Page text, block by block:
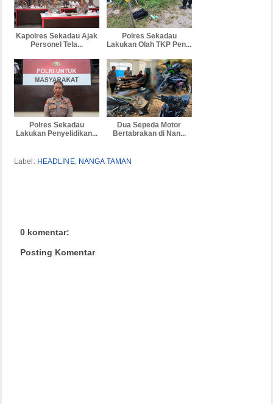
Kapolres Sekadau Ajak
Personel Tela...
Polres Sekadau
Lakukan Olah TKP Pen...
Polres Sekadau
Lakukan Penyelidikan...
Dua Sepeda Motor
Bertabrakan di Nan...
Label: HEADLINE, NANGA TAMAN
0 komentar:
Posting Komentar